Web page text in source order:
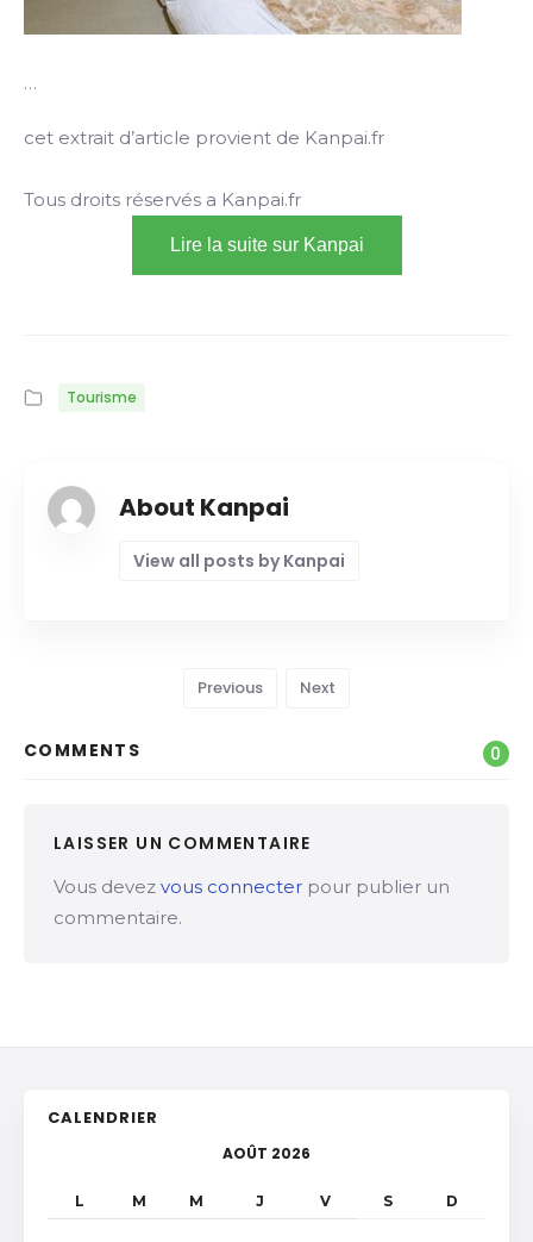
…
cet extrait d’article provient de Kanpai.fr
Tous droits réservés a Kanpai.fr
Lire la suite sur Kanpai
Tourisme
About Kanpai
View all posts by Kanpai
Previous Next
COMMENTS 0
LAISSER UN COMMENTAIRE
Vous devez vous connecter pour publier un
commentaire.
CALENDRIER
AOÛT 2026
L M M J V S D